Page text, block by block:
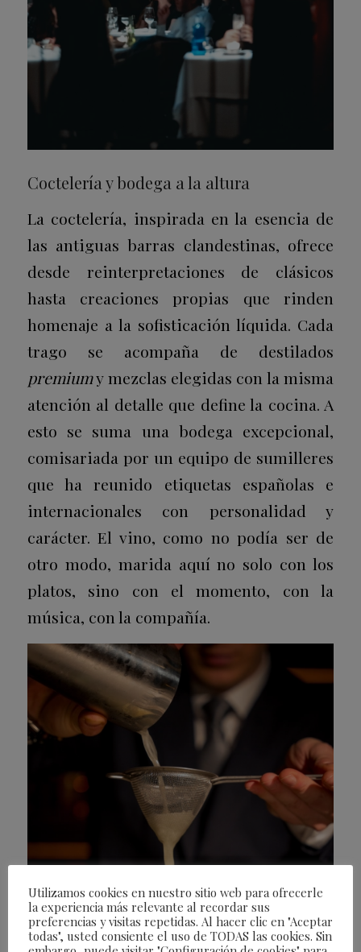
Coctelería y bodega a la altura
La coctelería, inspirada en la esencia de
las antiguas barras clandestinas, ofrece
desde reinterpretaciones de clásicos
hasta creaciones propias que rinden
homenaje a la sofisticación líquida. Cada
trago se acompaña de destilados
premiumy mezclas elegidas con la misma
atención al detalle que define la cocina. A
esto se suma una bodega excepcional,
comisariada por un equipo de sumilleres
que ha reunido etiquetas españolas e
internacionales con personalidad y
carácter. El vino, como no podía ser de
otro modo, marida aquí no solo con los
platos, sino con el momento, con la
música, con la compañía.
Utilizamos cookies en nuestro sitio web para ofrecerle
la experiencia más relevante al recordar sus
preferencias y visitas repetidas. Al hacer clic en "Aceptar
todas", usted consiente el uso de TODAS las cookies. Sin